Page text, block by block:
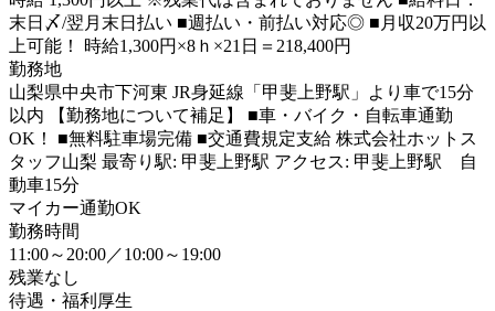
末日〆/翌月末日払い ■週払い・前払い対応◎ ■月収20万円以
上可能！ 時給1,300円×8ｈ×21日＝218,400円
勤務地
山梨県中央市下河東 JR身延線「甲斐上野駅」より車で15分
以内 【勤務地について補足】 ■車・バイク・自転車通勤
OK！ ■無料駐車場完備 ■交通費規定支給 株式会社ホットス
タッフ山梨 最寄り駅: 甲斐上野駅 アクセス: 甲斐上野駅 自
動車15分
マイカー通勤OK
勤務時間
11:00～20:00／10:00～19:00
残業なし
待遇・福利厚生